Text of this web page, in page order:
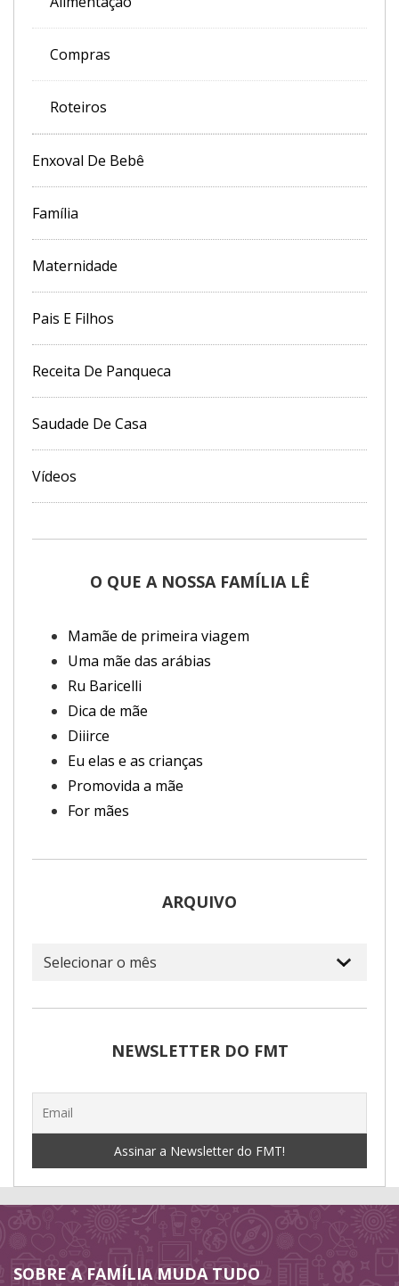
Compras
Roteiros
Enxoval De Bebê
Família
Maternidade
Pais E Filhos
Receita De Panqueca
Saudade De Casa
Vídeos
O QUE A NOSSA FAMÍLIA LÊ
Mamãe de primeira viagem
Uma mãe das arábias
Ru Baricelli
Dica de mãe
Diiirce
Eu elas e as crianças
Promovida a mãe
For mães
ARQUIVO
Arquivo
NEWSLETTER DO FMT
SOBRE A FAMÍLIA MUDA TUDO